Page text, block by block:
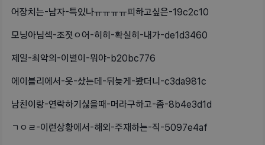
어장치는-남자-특있나ㅠㅠㅠㅠ피하고싶은-19c2c10
모닝아님섹-조졋ㅇ어-히히-확실히-내가-de1d3460
제일-최악의-이별이-뭐야-b20bc776
에이블리에서-옷-샀는데-뒤늦게-봤더니-c3da981c
남친이랑-연락하기싫을때-머라구하고-좀-8b4e3d1d
ㄱㅇㄹ-이런상황에서-해외-주재하는-직-5097e4af